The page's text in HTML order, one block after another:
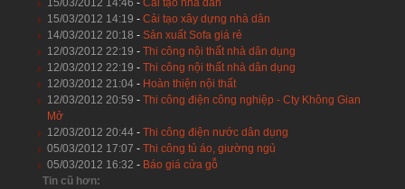
15/03/2012 14:19 - Cải tạo xây dựng nhà dân
14/03/2012 20:18 - Sản xuất Sofa giá rẻ
12/03/2012 22:19 - Thi công nội thất nhà dân dụng
12/03/2012 22:19 - Thi công nội thất nhà dân dụng
12/03/2012 21:04- Hoàn thiện nội thất
12/03/2012 20:59 - Thi công điện công nghiệp - Cty Không Gian
Mở
12/03/2012 20:44- Thi công điện nước dân dụng
05/03/2012 17:07 - Thi công tủ áo, giường ngủ
05/03/2012 16:32 - Báo giá cửa gỗ
Tin cũ hơn: